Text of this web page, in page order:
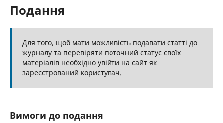
Подання
Для того, щоб мати можливість подавати статті до
журналу та перевіряти поточний статус своїх
матеріалів необхідно увійти на сайт як
зареєстрований користувач.
Вимоги до подання